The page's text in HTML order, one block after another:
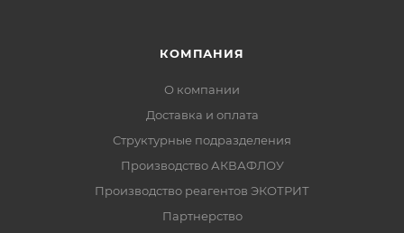
КОМПАНИЯ
О компании
Доставка и оплата
Структурные подразделения
Производство АКВАФЛОУ
Производство реагентов ЭКОТРИТ
Партнерство